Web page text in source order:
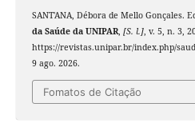
SANT'ANA, Débora de Mello Gonçales.
da Saúde da UNIPAR, [S. l.], v. 5, n. 3,
https://revistas.unipar.br/index.php/
9 ago. 2026.
Fomatos de Citação